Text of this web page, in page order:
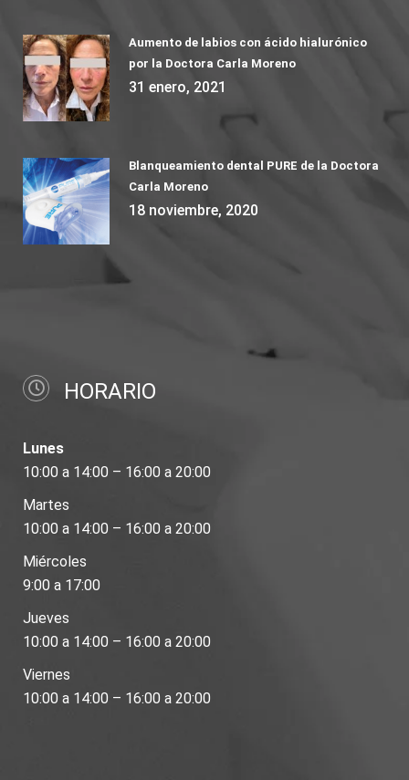
Aumento de labios con ácido hialurónico
por la Doctora Carla Moreno
31 enero, 2021
Blanqueamiento dental PURE de la Doctora
Carla Moreno
18 noviembre, 2020
HORARIO
Lunes
10:00 a 14:00 – 16:00 a 20:00
Martes
10:00 a 14:00 – 16:00 a 20:00
Miércoles
9:00 a 17:00
Jueves
10:00 a 14:00 – 16:00 a 20:00
Viernes
10:00 a 14:00 – 16:00 a 20:00